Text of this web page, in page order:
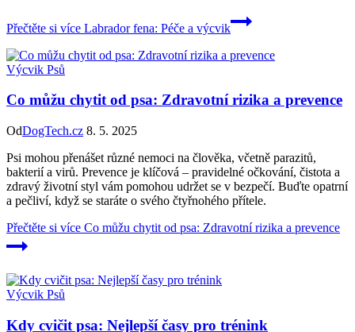
Přečtěte si více Labrador fena: Péče a výcvik
Výcvik Psů
Co můžu chytit od psa: Zdravotní rizika a prevence
OdDogTech.cz 8. 5. 2025
Psi mohou přenášet různé nemoci na člověka, včetně parazitů,
bakterií a virů. Prevence je klíčová – pravidelné očkování, čistota a
zdravý životní styl vám pomohou udržet se v bezpečí. Buďte opatrní
a pečliví, když se staráte o svého čtyřnohého přítele.
Přečtěte si více Co můžu chytit od psa: Zdravotní rizika a prevence
Výcvik Psů
Kdy cvičit psa: Nejlepší časy pro trénink